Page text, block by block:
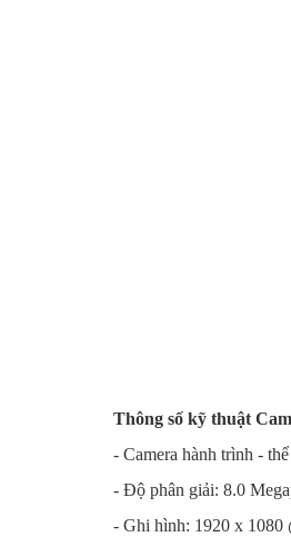
Thông số kỹ thuật
- Camera hành trình -
- Độ phân giải: 8.0
- Ghi hình: 1920 x 1080